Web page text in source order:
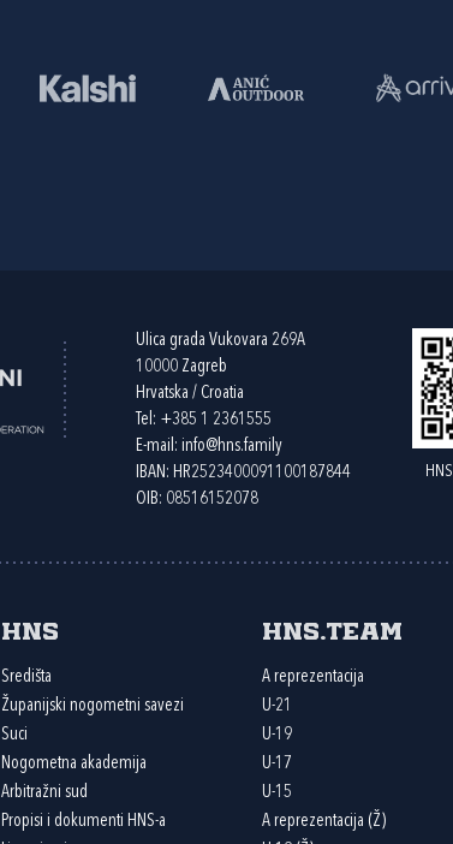
Ulica grada Vukovara 269A
10000 Zagreb
Hrvatska / Croatia
Tel: +385 1 2361555
E-mail: info@hns.family
IBAN: HR2523400091100187844
OIB: 08516152078
HNS
Središta
Županijski nogometni savezi
Suci
Nogometna akademija
Arbitražni sud
Propisi i dokumenti HNS-a
HNS.team
A reprezentacija
U-21
U-19
U-17
U-15
A reprezentacija (Ž)